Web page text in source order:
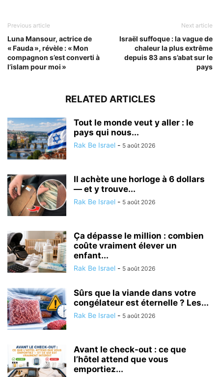
Previous article
Luna Mansour, actrice de
« Fauda », révèle : « Mon
compagnon s’est converti à
l’islam pour moi »
Next article
Israël suffoque : la vague de
chaleur la plus extrême
depuis 83 ans s’abat sur le
pays
RELATED ARTICLES
Tout le monde veut y aller : le
pays qui nous...
Rak Be Israel - 5 août 2026
Il achète une horloge à 6 dollars
— et y trouve...
Rak Be Israel - 5 août 2026
Ça dépasse le million : combien
coûte vraiment élever un
enfant...
Rak Be Israel - 5 août 2026
Sûrs que la viande dans votre
congélateur est éternelle ? Les...
Rak Be Israel - 5 août 2026
Avant le check-out : ce que
l’hôtel attend que vous
emportiez...